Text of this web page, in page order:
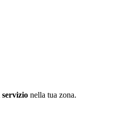
servizio nella tua zona.